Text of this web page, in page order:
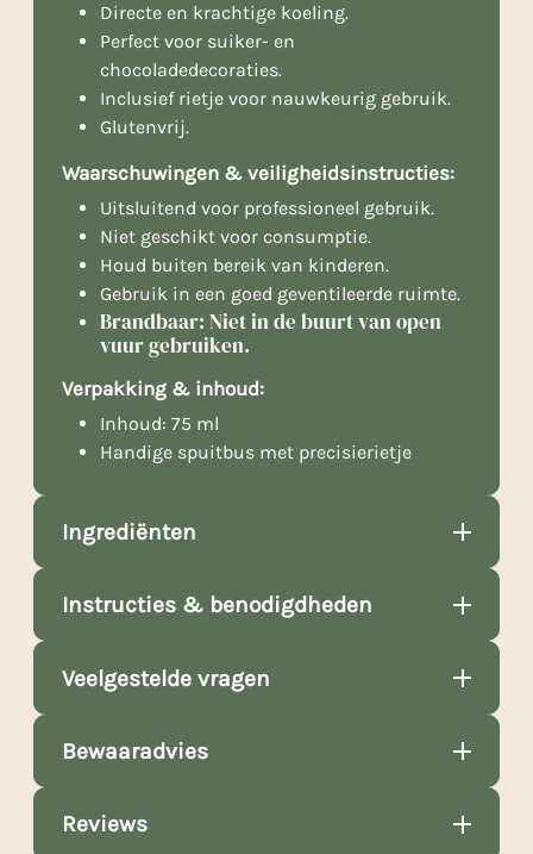
Directe en krachtige koeling.
Perfect voor suiker- en
chocoladedecoraties.
Inclusief rietje voor nauwkeurig gebruik.
Glutenvrij.
Waarschuwingen & veiligheidsinstructies:
Uitsluitend voor professioneel gebruik.
Niet geschikt voor consumptie.
Houd buiten bereik van kinderen.
Gebruik in een goed geventileerde ruimte.
Brandbaar: Niet in de buurt van open
vuur gebruiken.
Verpakking & inhoud:
Inhoud: 75 ml
Handige spuitbus met precisierietje
Ingrediënten
Instructies & benodigdheden
Veelgestelde vragen
Bewaaradvies
Reviews